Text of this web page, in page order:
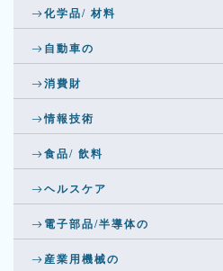
化学品/ 材料
自動車の
消費財
情報技術
食品/ 飲料
ヘルスケア
電子部品/半導体の
産業用機械の